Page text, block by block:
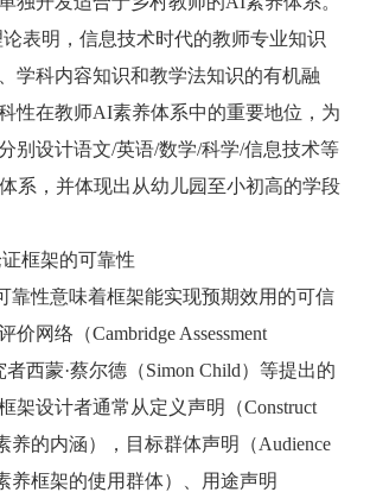
表明，信息技术时代的教师专业知识
学科内容知识和教学法知识的有机融
性在教师AI素养体系中的重要地位，为
别设计语文/英语/数学/科学/信息技术等
系，并体现出从幼儿园至小初高的学段
框架的可靠性
性意味着框架能实现预期效用的可信
价网络（Cambridge Assessment
西蒙·蔡尔德（Simon Child）等提出的
架设计者通常从定义声明（Construct
养的内涵），目标群体声明（Audience
养框架的使用群体）、用途声明